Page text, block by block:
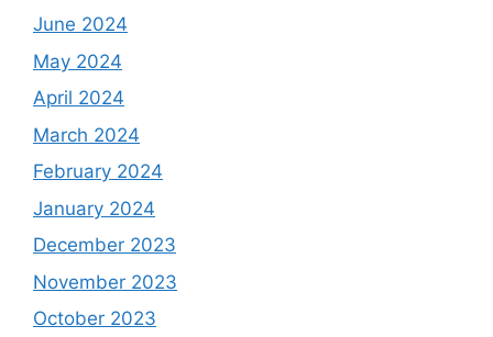
June 2024
May 2024
April 2024
March 2024
February 2024
January 2024
December 2023
November 2023
October 2023